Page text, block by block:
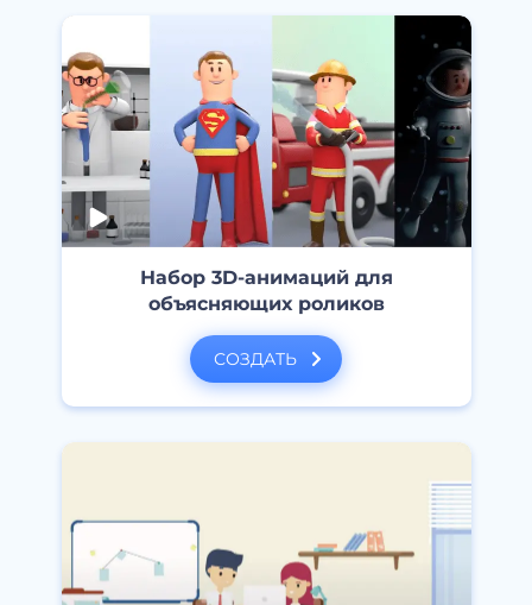
Набор 3D-анимаций для
объясняющих роликов
СОЗДАТЬ